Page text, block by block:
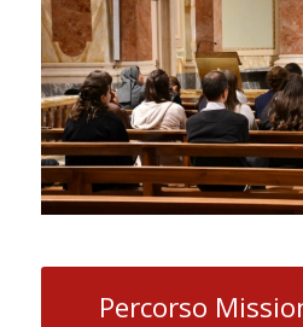
Percorso